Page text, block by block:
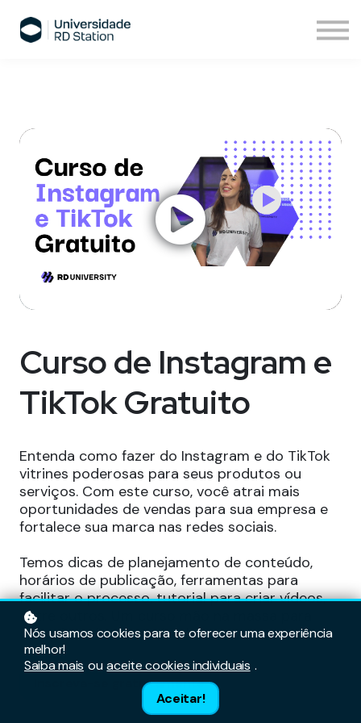
Assinatura de cursos
Curso de Instagram e
TikTok Gratuito
Entenda como fazer do Instagram e do TikTok
vitrines poderosas para seus produtos ou
serviços. Com este curso, você atrai mais
oportunidades de vendas para sua empresa e
fortalece sua marca nas redes sociais.
Temos dicas de planejamento de conteúdo,
horários de publicação, ferramentas para
facilitar o processo, tutorial para criar vídeos,
entre outros. Um curso mão na massa para
conquistar bons resultados!
Inscreva-se gratuitamente
Nós usamos cookies para te oferecer uma experiência
melhor!
Saiba mais ou aceite cookies individuais .
Aceitar!